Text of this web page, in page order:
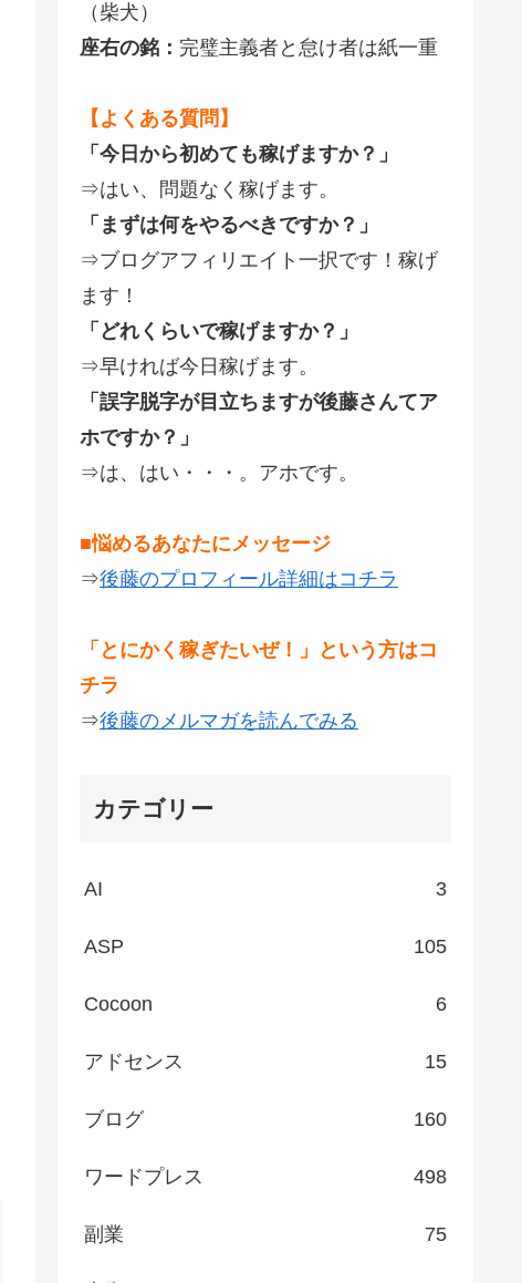
（柴犬）
座右の銘： 完璧主義者と怠け者は紙一重
【よくある質問】
「今日から初めても稼げますか？」
⇒はい、問題なく稼げます。
「まずは何をやるべきですか？」
⇒ブログアフィリエイト一択です！稼げ
ます！
「どれくらいで稼げますか？」
⇒早ければ今日稼げます。
「誤字脱字が目立ちますが後藤さんてア
ホですか？」
⇒は、はい・・・。アホです。
■悩めるあなたにメッセージ
⇒後藤のプロフィール詳細はコチラ
「とにかく稼ぎたいぜ！」という方はコ
チラ
⇒後藤のメルマガを読んでみる
カテゴリー
AI 3
ASP 105
Cocoon 6
アドセンス 15
ブログ 160
ワードプレス 498
副業 75